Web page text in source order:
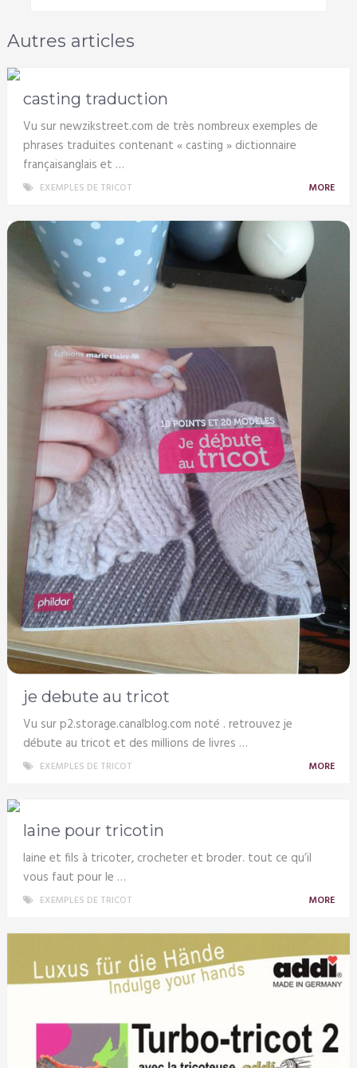
Autres articles
casting traduction
Vu sur newzikstreet.com de très nombreux exemples de
phrases traduites contenant « casting » dictionnaire
françaisanglais et …
EXEMPLES DE TRICOT MORE
je debute au tricot
Vu sur p2.storage.canalblog.com noté . retrouvez je
débute au tricot et des millions de livres …
EXEMPLES DE TRICOT MORE
laine pour tricotin
laine et fils à tricoter, crocheter et broder. tout ce qu’il
vous faut pour le …
EXEMPLES DE TRICOT MORE